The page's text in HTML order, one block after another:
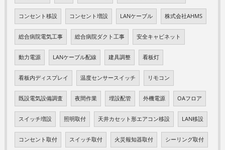
コンセント移設 コンセント増設 LANケーブル 株式会社AHMS
総合病院電気工事 総合病院ダクト工事 安全キャビネット
動力電源 LANケーブル配線 建具調整 看板灯
看板内ディスプレイ 温度センサースイッチ リモコン
既設電気設備調査 夜間作業 埋設配管 外機電源 OAフロア
スイッチ増設 照明取付 天井カセット形エアコン移設 LAN移設
コンセント取付 スイッチ取付 火災報知器取付 シーリング取付